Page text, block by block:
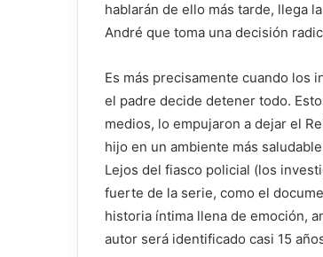
hablarán de ello más tarde, llega
André que toma una decisión
Es más precisamente cuando los
el padre decide detener todo.
medios, lo empujaron a dejar el
hijo en un ambiente más
Lejos del fiasco policial (los
fuerte de la serie, como el
historia íntima llena de emoción,
autor será identificado casi 15